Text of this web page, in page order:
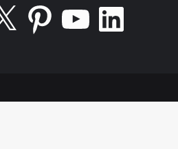
Pinterest LinkedIn